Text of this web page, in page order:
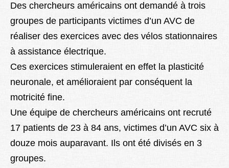
Des chercheurs américains ont demandé à trois
groupes de participants victimes d’un AVC de
réaliser des exercices avec des vélos stationnaires
à assistance électrique.
Ces exercices stimuleraient en effet la plasticité
neuronale, et amélioraient par conséquent la
motricité fine.
Une équipe de chercheurs américains ont recruté
17 patients de 23 à 84 ans, victimes d’un AVC six à
douze mois auparavant. Ils ont été divisés en 3
groupes.